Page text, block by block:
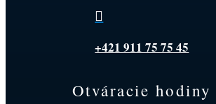

+421 911 75 75 45
Otváracie hodiny